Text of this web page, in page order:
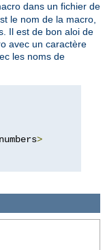
dans un fichier de
le nom de la macro,
Il est de bon aloi de
avec un caractère
les noms de
>